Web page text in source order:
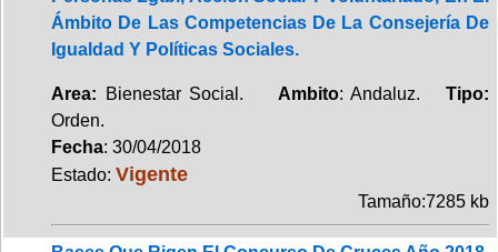
Ámbito De Las Competencias De La Consejería De
Igualdad Y Políticas Sociales.
Area: Bienestar Social. Ambito: Andaluz.Tipo:
Orden.
Fecha: 30/04/2018
Estado: Vigente
Tamaño:7285 kb